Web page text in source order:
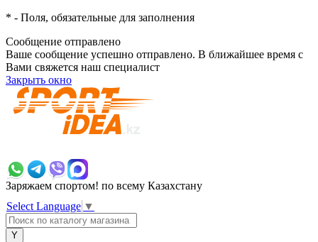
* - Поля, обязательные для заполнения
Сообщение отправлено
Ваше сообщение успешно отправлено. В ближайшее время с
Вами свяжется наш специалист
Закрыть окно
Заряжаем спортом! по всему Казахстану
Select Language ▼